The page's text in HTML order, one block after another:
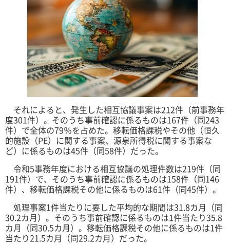
それによると、発生した相互協議事案は212件（前事務年
度301件）。そのうち事前確認に係るものは167件（同243
件）で全体の79％を占めた。移転価格課税やその他（恒久
的施設（PE）に関する事案、源泉所得税に関する事案な
ど）に係るものは45件（同58件）だった。
令和5事務年度における相互協議の処理件数は219件（同
191件）で、そのうち事前確認に係るものは158件（同146
件）、移転価格課税その他に係るものは61件（同45件）。
処理事案1件当たりに要した平均的な期間は31.8カ月（同
30.2カ月）。そのうち事前確認に係るものは1件当たり35.8
カ月（同30.5カ月）。移転価格課税その他に係るものは1件
当たり21.5カ月（同29.2カ月）だった。